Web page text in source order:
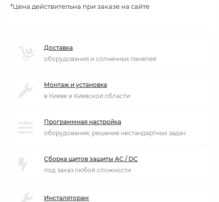
*Цена действительна при заказе на сайте
Доставка
оборудования и солнечных панелей
Монтаж и установка
в Киеве и Киевской области
Программная настройка
оборудования, решение нестандартных задач
Сборка щитов защиты AC / DC
под заказ любой сложности
Инсталяторам